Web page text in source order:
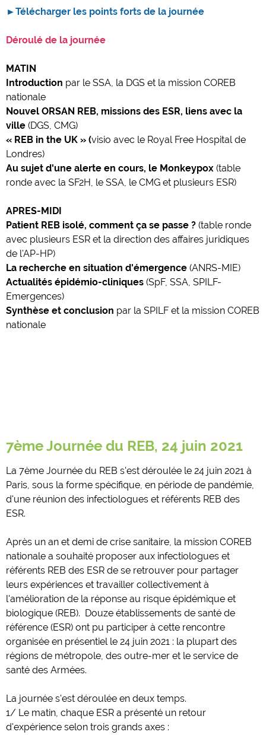
►Télécharger les points forts de la journée
Déroulé de la journée
MATIN
Introduction par le SSA, la DGS et la mission COREB
nationale
Nouvel ORSAN REB, missions des ESR, liens avec la
ville (DGS, CMG)
« REB in the UK » (visio avec le Royal Free Hospital de
Londres)
Au sujet d'une alerte en cours, le Monkeypox (table
ronde avec la SF2H, le SSA, le CMG et plusieurs ESR)
APRES-MIDI
Patient REB isolé, comment ça se passe ? (table ronde
avec plusieurs ESR et la direction des affaires juridiques
de l'AP-HP)
La recherche en situation d'émergence (ANRS-MIE)
Actualités épidémio-cliniques (SpF, SSA, SPILF-
Emergences)
Synthèse et conclusion par la SPILF et la mission COREB
nationale
7ème Journée du REB, 24 juin 2021
La 7ème Journée du REB s'est déroulée le 24 juin 2021 à
Paris, sous la forme spécifique, en période de pandémie,
d'une réunion des infectiologues et référents REB des
ESR.
Après un an et demi de crise sanitaire, la mission COREB
nationale a souhaité proposer aux infectiologues et
référents REB des ESR de se retrouver pour partager
leurs expériences et travailler collectivement à
l'amélioration de la réponse au risque épidémique et
biologique (REB). Douze établissements de santé de
référence (ESR) ont pu participer à cette rencontre
organisée en présentiel le 24 juin 2021 : la plupart des
régions de métropole, des outre-mer et le service de
santé des Armées.
La journée s'est déroulée en deux temps.
1/ Le matin, chaque ESR a présenté un retour
d'expérience selon trois grands axes :